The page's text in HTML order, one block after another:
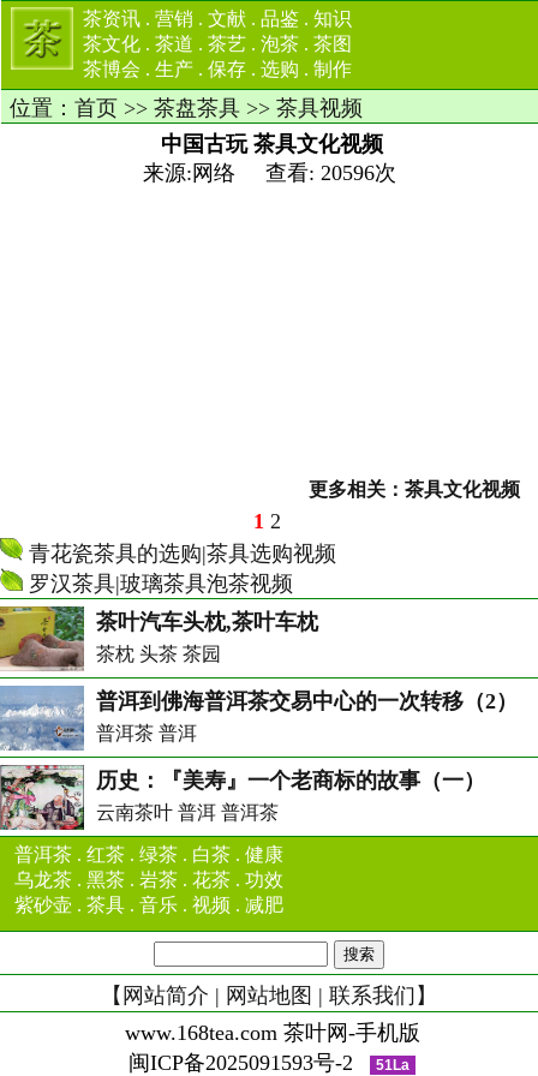
茶资讯 . 营销 . 文献 . 品鉴 . 知识
茶文化 . 茶道 . 茶艺 . 泡茶 . 茶图
茶博会 . 生产 . 保存 . 选购 . 制作
位置： 首页 >> 茶盘茶具 >> 茶具视频
中国古玩 茶具文化视频
来源:网络 查看: 20596次
更多相关： 茶具文化视频
1 2
青花瓷茶具的选购|茶具选购视频
罗汉茶具|玻璃茶具泡茶视频
茶叶汽车头枕,茶叶车枕
茶枕 头茶 茶园
普洱到佛海普洱茶交易中心的一次转移（2）
普洱茶 普洱
历史：『美寿』一个老商标的故事（一）
云南茶叶 普洱 普洱茶
普洱茶 . 红茶 . 绿茶 . 白茶 . 健康
乌龙茶 . 黑茶 . 岩茶 . 花茶 . 功效
紫砂壶 . 茶具 . 音乐 . 视频 . 减肥
【 网站简介 | 网站地图 | 联系我们 】
www.168tea.com 茶叶网-手机版
闽ICP备2025091593号-2
51La